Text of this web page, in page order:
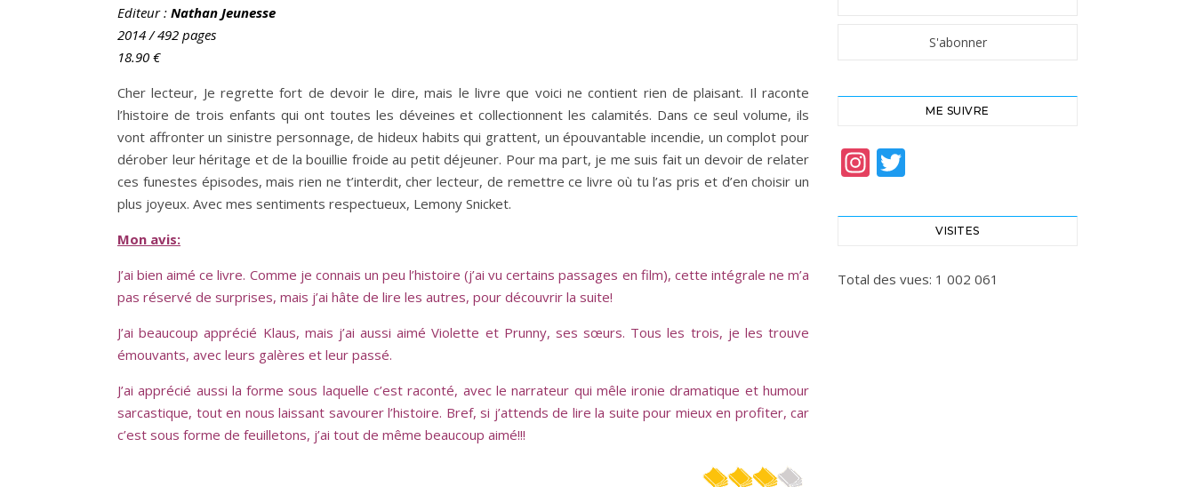
Editeur : Nathan Jeunesse
2014 / 492 pages
18.90 €
Cher lecteur, Je regrette fort de devoir le dire, mais le livre que voici ne contient rien de plaisant. Il raconte
l’histoire de trois enfants qui ont toutes les déveines et collectionnent les calamités. Dans ce seul volume, ils
vont affronter un sinistre personnage, de hideux habits qui grattent, un épouvantable incendie, un complot pour
dérober leur héritage et de la bouillie froide au petit déjeuner. Pour ma part, je me suis fait un devoir de relater
ces funestes épisodes, mais rien ne t’interdit, cher lecteur, de remettre ce livre où tu l’as pris et d’en choisir un
plus joyeux. Avec mes sentiments respectueux, Lemony Snicket.
Mon avis:
J’ai bien aimé ce livre. Comme je connais un peu l’histoire (j’ai vu certains passages en film), cette intégrale ne m’a
pas réservé de surprises, mais j’ai hâte de lire les autres, pour découvrir la suite!
J’ai beaucoup apprécié Klaus, mais j’ai aussi aimé Violette et Prunny, ses sœurs. Tous les trois, je les trouve
émouvants, avec leurs galères et leur passé.
J’ai apprécié aussi la forme sous laquelle c’est raconté, avec le narrateur qui mêle ironie dramatique et humour
sarcastique, tout en nous laissant savourer l’histoire. Bref, si j’attends de lire la suite pour mieux en profiter, car
c’est sous forme de feuilletons, j’ai tout de même beaucoup aimé!!!
ME SUIVRE
Instagram
VISITES
Total des vues: 1 002 061